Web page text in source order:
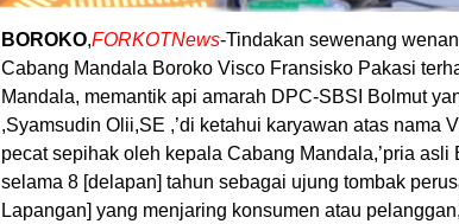
BOROKO,FORKOTNews-Tindakan sewenang
Cabang Mandala Boroko Visco Fransisko Pakasi
Mandala, memantik api amarah DPC-SBSI Bolmut
,Syamsudin Olii,SE ,’di ketahui karyawan atas nama
pecat sepihak oleh kepala Cabang Mandala,’pria asli
selama 8 [delapan] tahun sebagai ujung tombak
Lapangan] yang menjaring konsumen atau